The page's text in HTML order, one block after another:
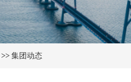
>>集团动态